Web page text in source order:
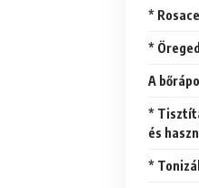
*
*
A
* Tisztítás: A megfelelő arctisztító kiválasztása
és
*